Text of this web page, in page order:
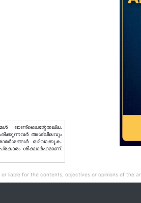
ഓണ്ലൈന്റേതല്ല.
അശ്ലീലവും
ഒഴിവാക്കുക.
ശിക്ഷാര്‍ഹമാണ്.
liable for the contents, objectives or opinions of the